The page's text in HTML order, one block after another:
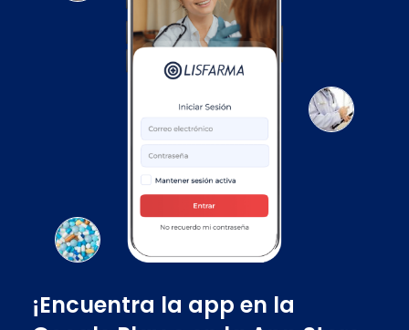
¡Encuentra la app en la